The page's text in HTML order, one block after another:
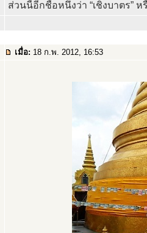
ส่วนนี้อีกชื่อหนึ่งว่า “เชิงบาตร” ห
เมื่อ: 18 ก.พ. 2012, 16:53